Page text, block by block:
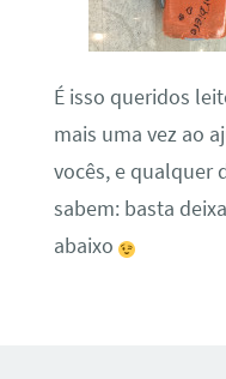
É isso queridos
mais uma vez ao
vocês, e qualquer
sabem: basta
abaixo